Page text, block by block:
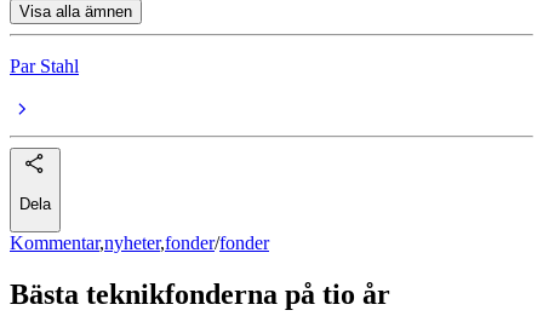
Visa alla ämnen
Par Stahl
Dela
Kommentar,nyheter,fonder/fonder
Bästa teknikfonderna på tio år